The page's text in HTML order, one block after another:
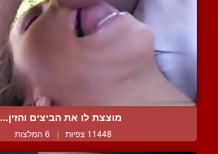
מוצצת לו את הביצים והזין...
11448 צפיות | 6 המלצות